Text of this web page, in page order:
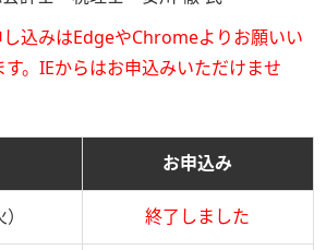
込みはEdgeやChromeよりお願いい
す。IEからはお申込みいただけませ
お申込み
終了しました